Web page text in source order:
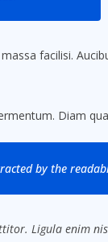
facilisi.
Diam
by the
Ligula enim